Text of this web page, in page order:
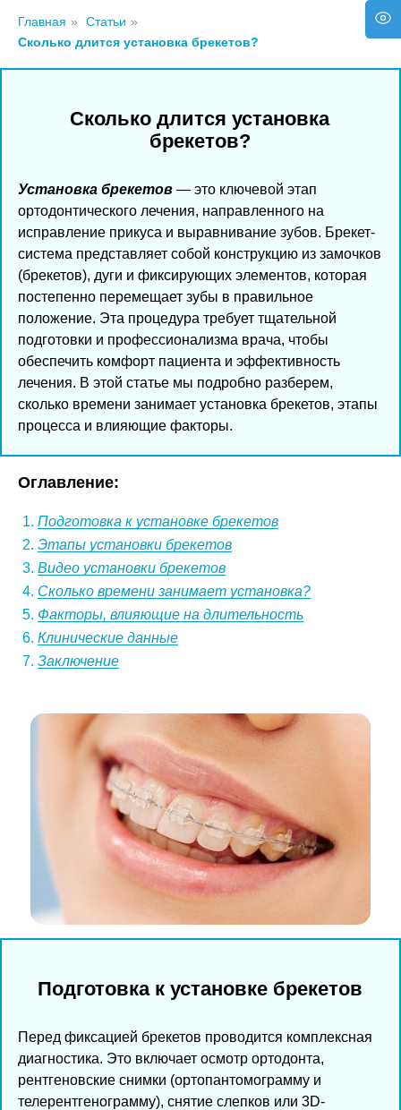
Главная » Статьи »
Сколько длится установка брекетов?
Сколько длится установка
брекетов?
Установка брекетов — это ключевой этап
ортодонтического лечения, направленного на
исправление прикуса и выравнивание зубов. Брекет-
система представляет собой конструкцию из замочков
(брекетов), дуги и фиксирующих элементов, которая
постепенно перемещает зубы в правильное
положение. Эта процедура требует тщательной
подготовки и профессионализма врача, чтобы
обеспечить комфорт пациента и эффективность
лечения. В этой статье мы подробно разберем,
сколько времени занимает установка брекетов, этапы
процесса и влияющие факторы.
Оглавление:
Подготовка к установке брекетов
Этапы установки брекетов
Видео установки брекетов
Сколько времени занимает установка?
Факторы, влияющие на длительность
Клинические данные
Заключение
Подготовка к установке брекетов
Перед фиксацией брекетов проводится комплексная
диагностика. Это включает осмотр ортодонта,
рентгеновские снимки (ортопантомограмму и
телерентгенограмму), снятие слепков или 3D-